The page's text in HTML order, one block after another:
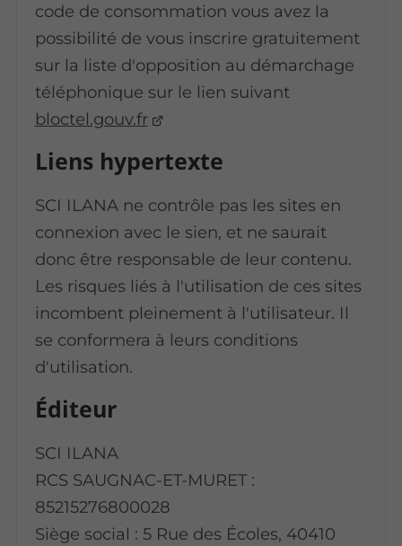
code de consommation vous avez la
possibilité de vous inscrire gratuitement
sur la liste d'opposition au démarchage
téléphonique sur le lien suivant
bloctel.gouv.fr
Liens hypertexte
SCI ILANA ne contrôle pas les sites en
connexion avec le sien, et ne saurait
donc être responsable de leur contenu.
Les risques liés à l'utilisation de ces sites
incombent pleinement à l'utilisateur. Il
se conformera à leurs conditions
d'utilisation.
Éditeur
SCI ILANA
RCS SAUGNAC-ET-MURET :
85215276800028
Siège social : 5 Rue des Écoles, 40410